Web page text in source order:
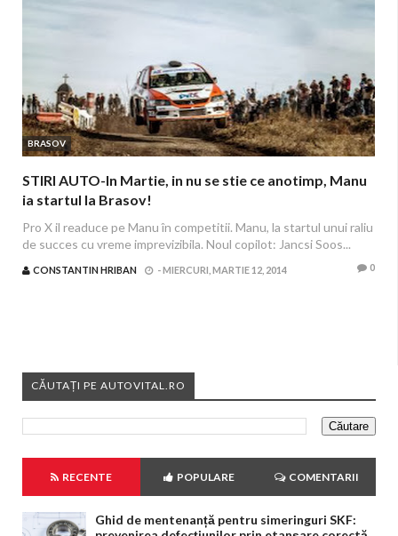
BRASOV
STIRI AUTO-In Martie, in nu se stie ce anotimp, Manu
ia startul la Brasov!
Pro X il readuce pe Manu în competitii. Manu, la startul unui raliu
de succes cu vreme imprevizibila. Noul copilot: Jancsi Soos...
CONSTANTIN HRIBAN -MIERCURI, MARTIE 12, 2014 0
CĂUTAȚI PE AUTOVITAL.RO
RECENTE POPULARE COMENTARII
Ghid de mentenanță pentru simeringuri SKF: